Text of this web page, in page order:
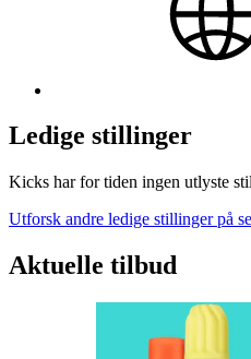
Ledige stillinger
Kicks har for tiden ingen utlyste
Utforsk andre ledige stillinger på
Aktuelle tilbud